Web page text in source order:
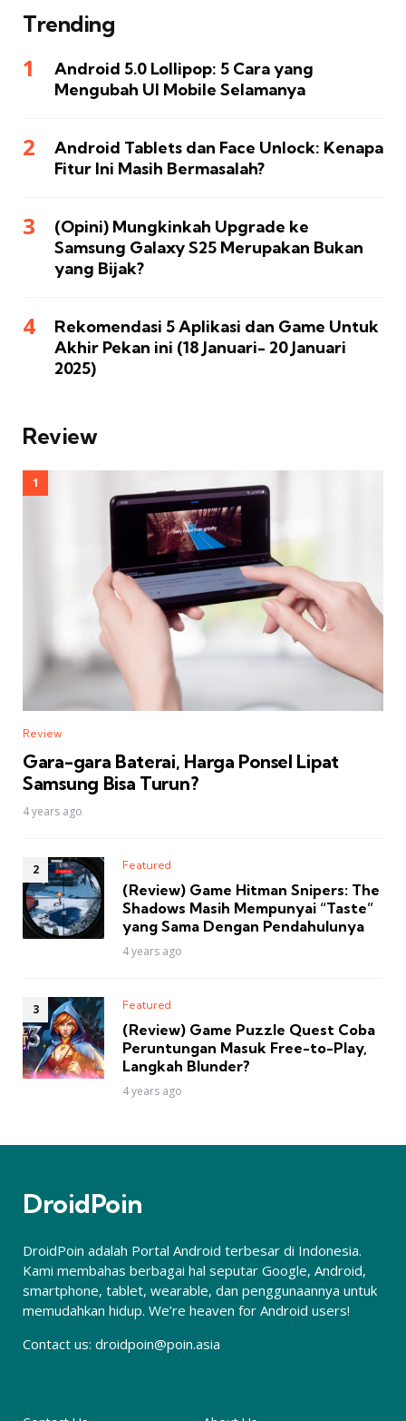
Trending
Android 5.0 Lollipop: 5 Cara yang
Mengubah UI Mobile Selamanya
Android Tablets dan Face Unlock: Kenapa
Fitur Ini Masih Bermasalah?
(Opini) Mungkinkah Upgrade ke
Samsung Galaxy S25 Merupakan Bukan
yang Bijak?
Rekomendasi 5 Aplikasi dan Game Untuk
Akhir Pekan ini (18 Januari- 20 Januari
2025)
Review
Review
Gara-gara Baterai, Harga Ponsel Lipat
Samsung Bisa Turun?
4 years ago
Featured
(Review) Game Hitman Snipers: The
Shadows Masih Mempunyai “Taste”
yang Sama Dengan Pendahulunya
4 years ago
Featured
(Review) Game Puzzle Quest Coba
Peruntungan Masuk Free-to-Play,
Langkah Blunder?
4 years ago
DroidPoin
DroidPoin adalah Portal Android terbesar di Indonesia.
Kami membahas berbagai hal seputar Google, Android,
smartphone, tablet, wearable, dan penggunaannya untuk
memudahkan hidup. We’re heaven for Android users!
Contact us: droidpoin@poin.asia